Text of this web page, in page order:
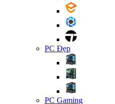
PC Đẹp
PC Gaming